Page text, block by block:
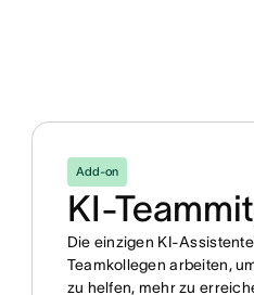
Add-on
KI-
Die einzigen KI-
Teamkollegen arbeiten,
zu helfen, mehr zu